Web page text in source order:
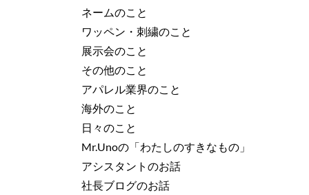
ネームのこと
ワッペン・刺繍のこと
展示会のこと
その他のこと
アパレル業界のこと
海外のこと
日々のこと
Mr.Unoの「わたしのすきなもの」
アシスタントのお話
社長ブログのお話